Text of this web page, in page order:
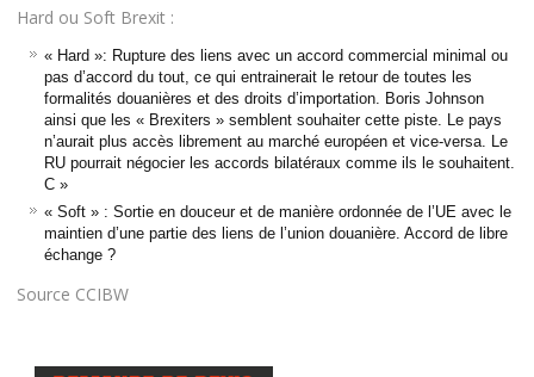
Hard ou Soft Brexit :
« Hard »: Rupture des liens avec un accord commercial minimal ou
pas d’accord du tout, ce qui entrainerait le retour de toutes les
formalités douanières et des droits d’importation. Boris Johnson
ainsi que les « Brexiters » semblent souhaiter cette piste. Le pays
n’aurait plus accès librement au marché européen et vice-versa. Le
RU pourrait négocier les accords bilatéraux comme ils le souhaitent.
C »
« Soft » : Sortie en douceur et de manière ordonnée de l’UE avec le
maintien d’une partie des liens de l’union douanière. Accord de libre
échange ?
Source CCIBW